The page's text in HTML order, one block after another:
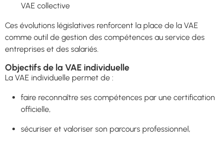
VAE collective
Ces évolutions législatives renforcent la place de la VAE
comme outil de gestion des compétences au service des
entreprises et des salariés.
Objectifs de la VAE individuelle
La VAE individuelle permet de :
faire reconnaître ses compétences par une certification
officielle,
sécuriser et valoriser son parcours professionnel,